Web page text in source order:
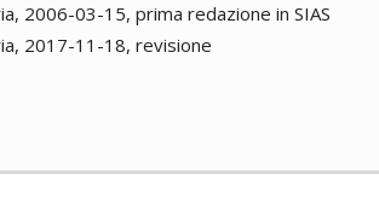
2006-03-15, prima redazione in SIAS
2017-11-18, revisione